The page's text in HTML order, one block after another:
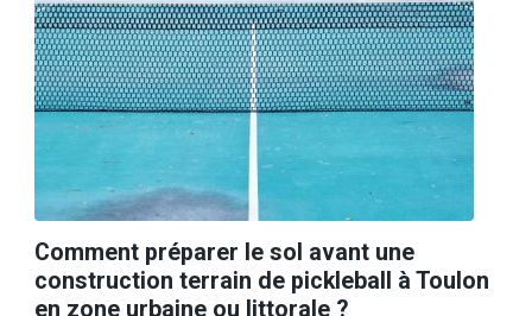
Comment préparer le sol avant une
construction terrain de pickleball à Toulon
en zone urbaine ou littorale ?